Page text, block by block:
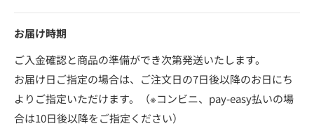
お届け時期
ご入金確認と商品の準備ができ次第発送いたします。
お届け日ご指定の場合は、ご注文日の7日後以降のお日にち
よりご指定いただけます。（※コンビニ、pay-easy払いの場
合は10日後以降をご指定ください）